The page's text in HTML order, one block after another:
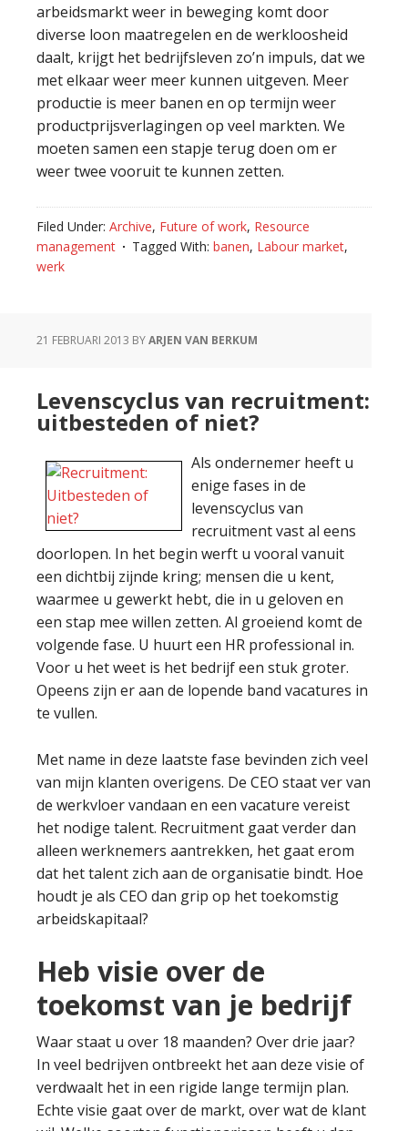
arbeidsmarkt weer in beweging komt door
diverse loon maatregelen en de werkloosheid
daalt, krijgt het bedrijfsleven zo’n impuls, dat we
met elkaar weer meer kunnen uitgeven. Meer
productie is meer banen en op termijn weer
productprijsverlagingen op veel markten. We
moeten samen een stapje terug doen om er
weer twee vooruit te kunnen zetten.
Filed Under: Archive, Future of work, Resource
management
Tagged With: banen, Labour market,
werk
21 FEBRUARI 2013 BYARJEN VAN BERKUM
Levenscyclus van recruitment:
uitbesteden of niet?
Als ondernemer heeft u
enige fases in de
levenscyclus van
recruitment vast al eens
doorlopen. In het begin werft u vooral vanuit
een dichtbij zijnde kring; mensen die u kent,
waarmee u gewerkt hebt, die in u geloven en
een stap mee willen zetten. Al groeiend komt de
volgende fase. U huurt een HR professional in.
Voor u het weet is het bedrijf een stuk groter.
Opeens zijn er aan de lopende band vacatures in
te vullen.
Met name in deze laatste fase bevinden zich veel
van mijn klanten overigens. De CEO staat ver van
de werkvloer vandaan en een vacature vereist
het nodige talent. Recruitment gaat verder dan
alleen werknemers aantrekken, het gaat erom
dat het talent zich aan de organisatie bindt. Hoe
houdt je als CEO dan grip op het toekomstig
arbeidskapitaal?
Heb visie over de
toekomst van je bedrijf
Waar staat u over 18 maanden? Over drie jaar?
In veel bedrijven ontbreekt het aan deze visie of
verdwaalt het in een rigide lange termijn plan.
Echte visie gaat over de markt, over wat de klant